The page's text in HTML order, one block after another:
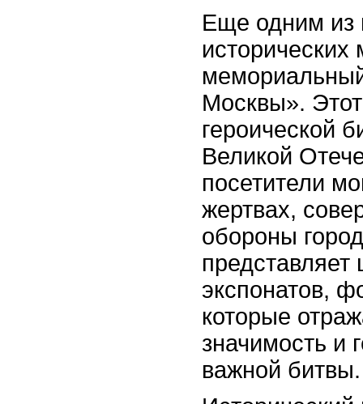
Еще одним из
Москвы».
героической
Великой
посетители
жертвах,
обороны
представляет
экспонатов,
которые
значимость и
важной битвы.